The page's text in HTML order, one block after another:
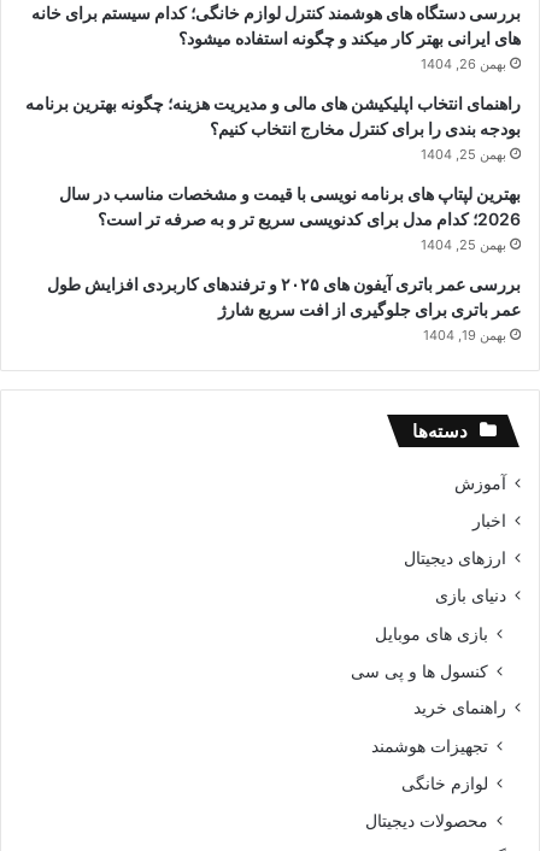
بررسی دستگاه های هوشمند کنترل لوازم خانگی؛ کدام سیستم برای خانه
های ایرانی بهتر کار میکند و چگونه استفاده میشود؟
بهمن 26, 1404
راهنمای انتخاب اپلیکیشن های مالی و مدیریت هزینه؛ چگونه بهترین برنامه
بودجه بندی را برای کنترل مخارج انتخاب کنیم؟
بهمن 25, 1404
بهترین لپتاپ های برنامه نویسی با قیمت و مشخصات مناسب در سال
2026؛ کدام مدل برای کدنویسی سریع تر و به صرفه تر است؟
بهمن 25, 1404
بررسی عمر باتری آیفون های ۲۰۲۵ و ترفندهای کاربردی افزایش طول
عمر باتری برای جلوگیری از افت سریع شارژ
بهمن 19, 1404
دسته‌ها
آموزش
اخبار
ارزهای دیجیتال
دنیای بازی
بازی های موبایل
کنسول ها و پی سی
راهنمای خرید
تجهیزات هوشمند
لوازم خانگی
محصولات دیجیتال